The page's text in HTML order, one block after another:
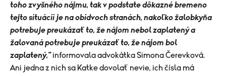
toho zvyšného nájmu, tak v podstate dôkazné bremeno
tejto situácii je na obidvoch stranách, nakoľko žalobkyňa
potrebuje preukázať to, že nájom nebol zaplatený a
žalovaná potrebuje preukázať to, že nájom bol
zaplatený," informovala advokátka Simona Čerevková.
Ani jedna z nich sa Katke dovolať nevie, ich čísla má